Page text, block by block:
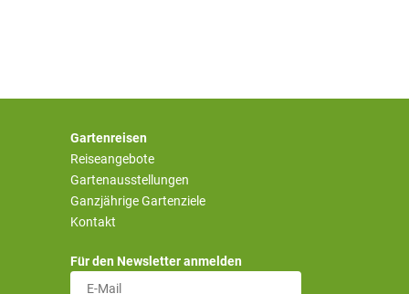
Gartenreisen
Reiseangebote
Gartenausstellungen
Ganzjährige Gartenziele
Kontakt
Für den Newsletter anmelden